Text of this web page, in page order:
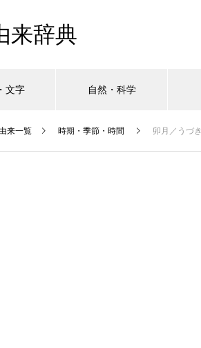
来辞典
文字 自然・科学
来一覧 時期・季節・時間 卯月／うづき